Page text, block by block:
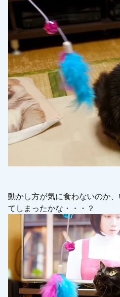
動かし方が気に食わないのか
てしまったかな・・・？